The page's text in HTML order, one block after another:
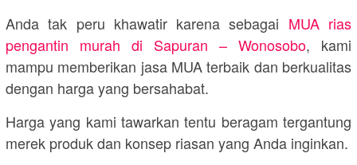
Anda tak peru khawatir karena sebagai MUA rias
pengantin murah di Sapuran – Wonosobo, kami
mampu memberikan jasa MUA terbaik dan berkualitas
dengan harga yang bersahabat.
Harga yang kami tawarkan tentu beragam tergantung
merek produk dan konsep riasan yang Anda inginkan.